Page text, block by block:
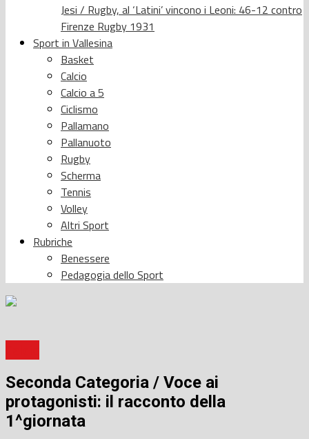
Jesi / Rugby, al ‘Latini’ vincono i Leoni: 46-12 contro
Firenze Rugby 1931
Sport in Vallesina
Basket
Calcio
Calcio a 5
Ciclismo
Pallamano
Pallanuoto
Rugby
Scherma
Tennis
Volley
Altri Sport
Rubriche
Benessere
Pedagogia dello Sport
Seconda Categoria / Voce ai
protagonisti: il racconto della
1^giornata